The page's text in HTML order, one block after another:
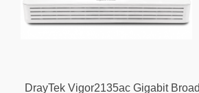
DrayTek Vigor2135ac Gigabit